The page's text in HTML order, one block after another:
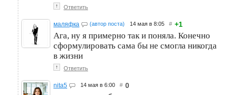
↑ Ответить
маляфка (автор поста) 14 мая в 8:05 # +1
Ага, ну я примерно так и поняла. Конечно
сформулировать сама бы не смогла никогда
в жизни
↑ Ответить
nita5 14 мая в 6:00 # 0